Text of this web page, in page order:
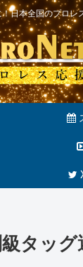
日本全国のプロレ
タッグ